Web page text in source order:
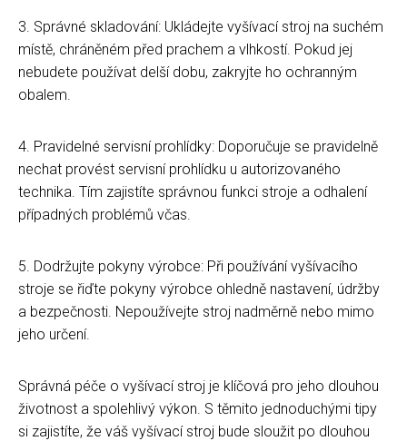
3. Správné skladování: Ukládejte vyšívací stroj na suchém
místě, chráněném před prachem a vlhkostí. Pokud jej
nebudete používat delší dobu, zakryjte ho ochranným
obalem.
4. Pravidelné servisní prohlídky: Doporučuje se pravidelně
nechat provést servisní prohlídku u autorizovaného
technika. Tím zajistíte správnou funkci stroje a odhalení
případných problémů včas.
5. Dodržujte pokyny výrobce: Při používání vyšívacího
stroje se řiďte pokyny výrobce ohledně nastavení, údržby
a bezpečnosti. Nepoužívejte stroj nadměrně nebo mimo
jeho určení.
Správná péče o vyšívací stroj je klíčová pro jeho dlouhou
životnost a spolehlivý výkon. S těmito jednoduchými tipy
si zajistíte, že váš vyšívací stroj bude sloužit po dlouhou